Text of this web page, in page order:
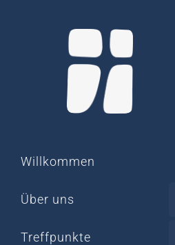
Willkommen
Über uns
Treffpunkte